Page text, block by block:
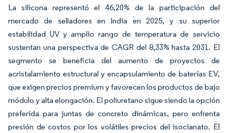
La silicona representó el 46,20% de la participación del
mercado de selladores en India en 2025, y su superior
estabilidad UV y amplio rango de temperatura de servicio
sustentan una perspectiva de CAGR del 8,33% hasta 2031. El
segmento se beneficia del aumento de proyectos de
acristalamiento estructural y encapsulamiento de baterías EV,
que exigen precios premium y favorecen los productos de bajo
módulo y alta elongación. El poliuretano sigue siendo la opción
preferida para juntas de concreto dinámicas, pero enfrenta
presión de costos por los volátiles precios del isocianato. El